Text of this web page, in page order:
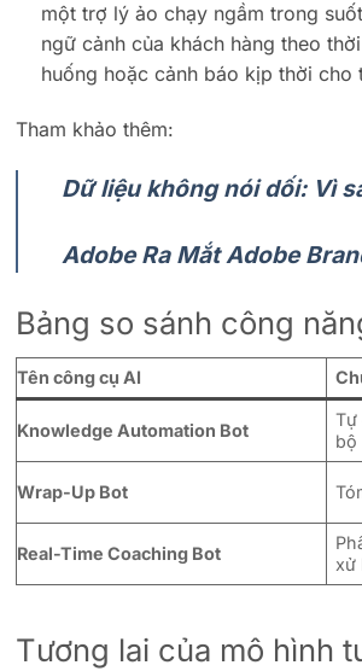
một trợ lý ảo chạy ngầm trong
ngữ cảnh của khách hàng theo
huống hoặc cảnh báo kịp thời
Tham khảo thêm:
Dữ liệu không nói dối: Vì
Adobe Ra Mắt Adobe
Bảng so sánh công
Tên công cụ AI
Knowledge Automation Bot
Tự
bộ
Wrap-Up Bot
Real-Time Coaching Bot
xử
Tương lai của mô hình